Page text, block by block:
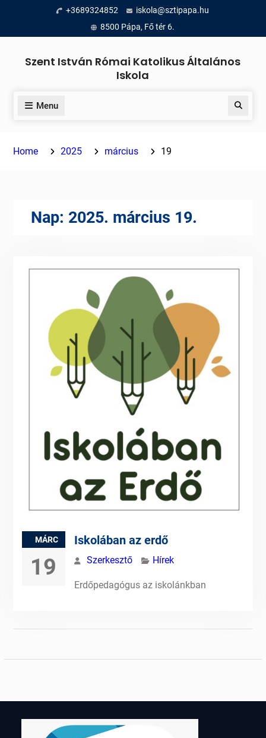
content
+3689324852
iskola@sztipapa.hu
8500 Pápa, Fő tér 6.
Szent István Római Katolikus Általános
Iskola
Menu Search
Home 2025 március 19
Nap: 2025. március 19.
MÁRC
19
Iskolában az erdő
Szerkesztő Hírek
Erdőpedagógus az iskolánkban